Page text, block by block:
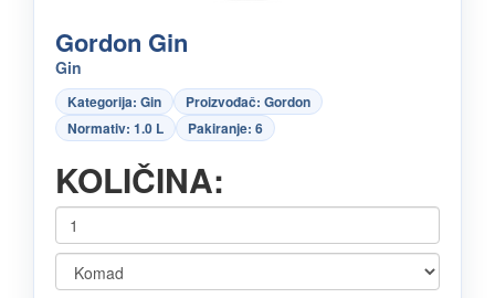
Gordon Gin
Gin
Kategorija: Gin
Proizvođač: Gordon
Normativ: 1.0 L
Pakiranje: 6
KOLIČINA: